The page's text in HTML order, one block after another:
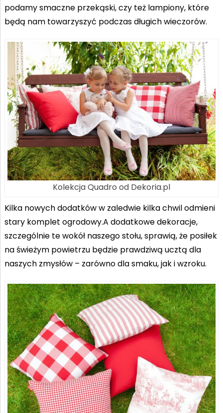
podamy smaczne przekąski, czy też lampiony, które
będą nam towarzyszyć podczas długich wieczorów.
Kolekcja Quadro od Dekoria.pl
Kilka nowych dodatków w zaledwie kilka chwil odmieni
stary komplet ogrodowy.A dodatkowe dekoracje,
szczególnie te wokół naszego stołu, sprawią, że posiłek
na świeżym powietrzu będzie prawdziwą ucztą dla
naszych zmysłów – zarówno dla smaku, jak i wzroku.